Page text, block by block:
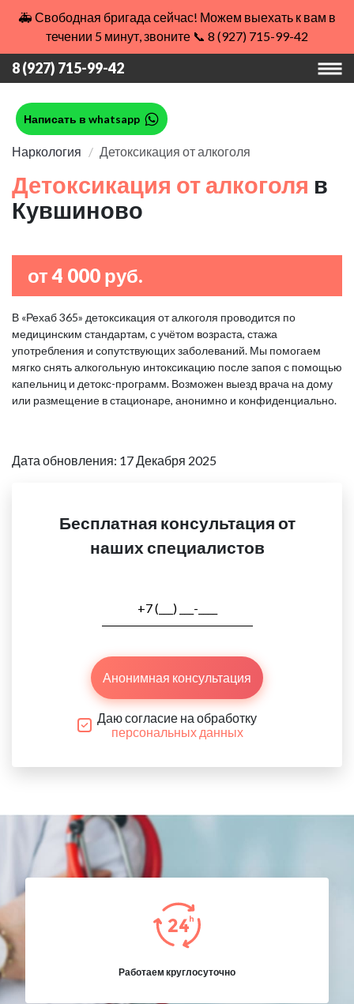
🚑 Свободная бригада сейчас! Можем выехать к вам в
течении 5 минут, звоните 📞 8 (927) 715-99-42
8 (927) 715-99-42
Написать в whatsapp
Наркология Детоксикация от алкоголя
Детоксикация от алкоголя в
Кувшиново
от 4 000 руб.
В «Рехаб 365» детоксикация от алкоголя проводится по
медицинским стандартам, с учётом возраста, стажа
употребления и сопутствующих заболеваний. Мы помогаем
мягко снять алкогольную интоксикацию после запоя с помощью
капельниц и детокс-программ. Возможен выезд врача на дому
или размещение в стационаре, анонимно и конфиденциально.
Дата обновления: 17 Декабря 2025
Бесплатная консультация от
наших специалистов
Анонимная консультация
Даю согласие на обработку
персональных данных
Работаем круглосуточно